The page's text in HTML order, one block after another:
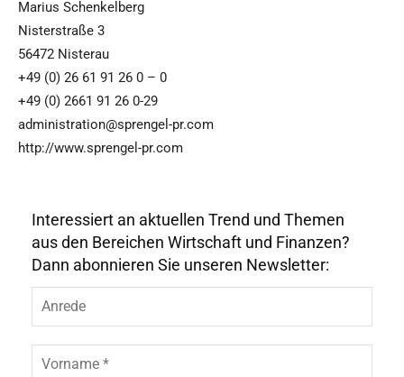
Marius Schenkelberg
Nisterstraße 3
56472 Nisterau
+49 (0) 26 61 91 26 0 – 0
+49 (0) 2661 91 26 0-29
administration@sprengel-pr.com
http://www.sprengel-pr.com
Interessiert an aktuellen Trend und Themen
aus den Bereichen Wirtschaft und Finanzen?
Dann abonnieren Sie unseren Newsletter:
r
e